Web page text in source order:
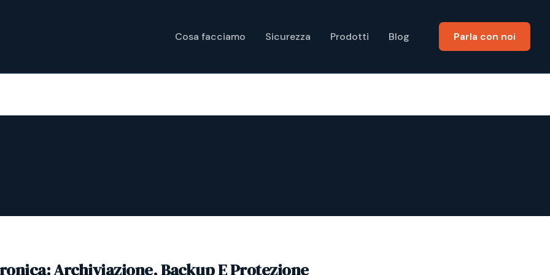
Cosa facciamo Sicurezza Prodotti Blog Parla con noi
Archiviazione, Backup E Protezione